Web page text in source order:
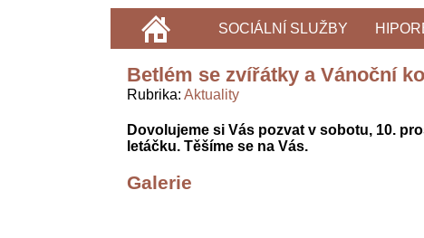
SOCIÁLNÍ SLUŽBY
Betlém se zvířátky a Vánoční
Rubrika Aktuality
Dovolujeme si Vás pozvat v sobotu, 10.
letáčku. Těšíme se na Vás.
Galerie